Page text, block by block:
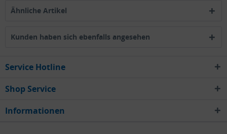
Ähnliche Artikel
Kunden haben sich ebenfalls angesehen
Service Hotline
Shop Service
Informationen